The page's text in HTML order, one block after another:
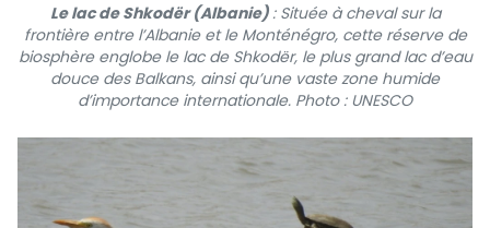
Le lac de Shkodër (Albanie) : Située à cheval sur la
frontière entre l’Albanie et le Monténégro, cette réserve de
biosphère englobe le lac de Shkodër, le plus grand lac d’eau
douce des Balkans, ainsi qu’une vaste zone humide
d’importance internationale. Photo : UNESCO